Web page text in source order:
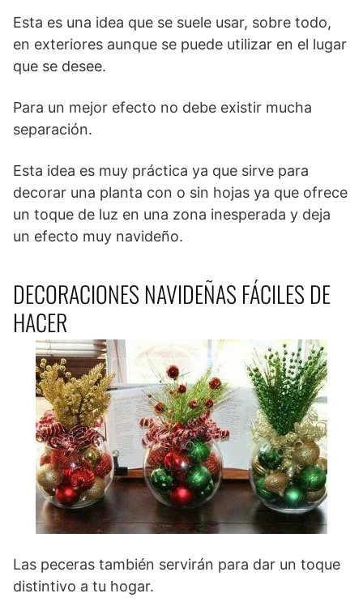
Esta es una idea que se suele usar, sobre todo,
en exteriores aunque se puede utilizar en el lugar
que se desee.
Para un mejor efecto no debe existir mucha
separación.
Esta idea es muy práctica ya que sirve para
decorar una planta con o sin hojas ya que ofrece
un toque de luz en una zona inesperada y deja
un efecto muy navideño.
DECORACIONES NAVIDEÑAS FÁCILES DE
HACER
Las peceras también servirán para dar un toque
distintivo a tu hogar.